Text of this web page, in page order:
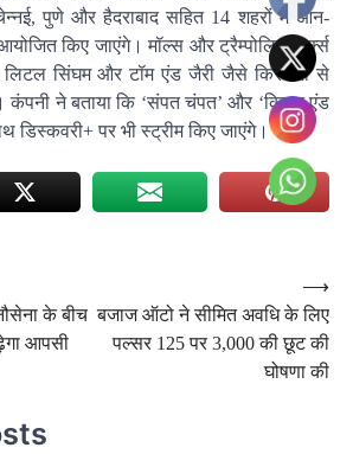
पुणे और हैदराबाद सहित 14 शहरों में ऑन-
किए जाएंगे। मॉल्स और ट्रैम्पोलिन पार्क्स
लिटल सिंघम और टॉम एंड जैरी जैसे किरदारों से
कंपनी ने बताया कि ‘संपत चंपत’ और ‘कियन एंड
डिस्कवरी+ पर भी स्ट्रीम किए जाएंगे।
के बीच
आपसी
बजाज ऑटो ने सीमित अवधि के लिए
पल्सर 125 पर 3,000 की छूट की
घोषणा की
⟶